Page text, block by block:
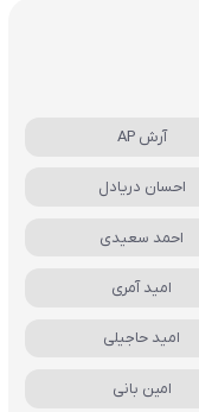
آرش AP
احسان دریادل
احمد سعیدی
امید آمری
امید حاجیلی
امین بانی